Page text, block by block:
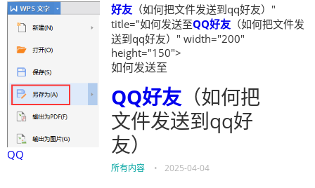
QQ
好友 （如何把文件发送到qq好友）"
title="如何发送至QQ好友 （如何把文件发
送到qq好友）" width="200"
height="150">
如何发送至
QQ好友（如何把
文件发送到qq好
友）
所有内容 • 2025-04-04